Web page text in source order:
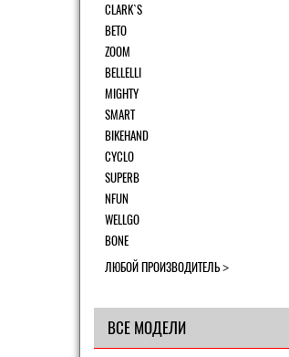
CLARK`S
BETO
ZOOM
BELLELLI
MIGHTY
SMART
BIKEHAND
CYCLO
SUPERB
NFUN
WELLGO
BONE
ЛЮБОЙ ПРОИЗВОДИТЕЛЬ
ВСЕ МОДЕЛИ